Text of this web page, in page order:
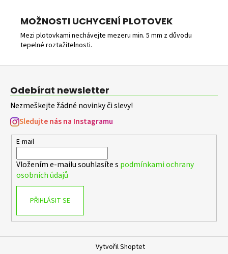
MOŽNOSTI UCHYCENÍ PLOTOVEK
Mezi plotovkami nechávejte mezeru min. 5 mm z důvodu
tepelné roztažitelnosti.
Odebírat newsletter
Nezmeškejte žádné novinky či slevy!
Sledujte nás na Instagramu
E-mail
Vložením e-mailu souhlasíte s podmínkami ochrany
osobních údajů
PŘIHLÁSIT SE
Vytvořil Shoptet